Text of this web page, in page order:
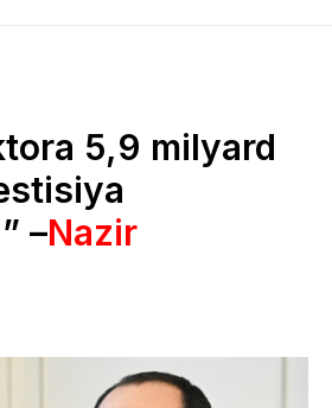
5,9 milyard
–Nazir